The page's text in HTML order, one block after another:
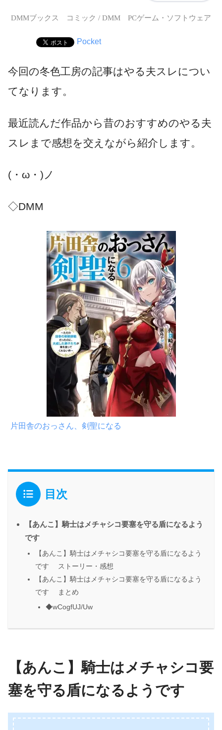
DMMブックス コミック / DMM PCゲーム・ソフトウェア
Pocket
今回の冬色工房の記事はやる夫スレについ
てなります。
最近読んだ作品から昔のおすすめのやる夫
スレまで感想を交えながら紹介します。
(・ω・)ノ
◇DMM
片田舎のおっさん、剣聖になる
目次
【あんこ】騎士はメチャシコ要塞を守る盾になるよう
です
【あんこ】騎士はメチャシコ要塞を守る盾になるよう
です ストーリー・感想
【あんこ】騎士はメチャシコ要塞を守る盾になるよう
です まとめ
◆wCogfUJ/Uw
【あんこ】騎士はメチャシコ要
塞を守る盾になるようです